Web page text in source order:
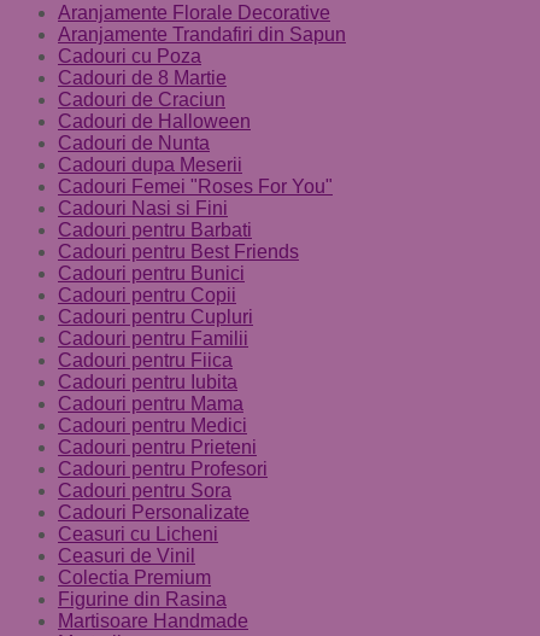
Aranjamente Florale Decorative
Aranjamente Trandafiri din Sapun
Cadouri cu Poza
Cadouri de 8 Martie
Cadouri de Craciun
Cadouri de Halloween
Cadouri de Nunta
Cadouri dupa Meserii
Cadouri Femei "Roses For You"
Cadouri Nasi si Fini
Cadouri pentru Barbati
Cadouri pentru Best Friends
Cadouri pentru Bunici
Cadouri pentru Copii
Cadouri pentru Cupluri
Cadouri pentru Familii
Cadouri pentru Fiica
Cadouri pentru Iubita
Cadouri pentru Mama
Cadouri pentru Medici
Cadouri pentru Prieteni
Cadouri pentru Profesori
Cadouri pentru Sora
Cadouri Personalizate
Ceasuri cu Licheni
Ceasuri de Vinil
Colectia Premium
Figurine din Rasina
Martisoare Handmade